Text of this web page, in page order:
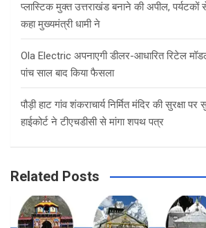
प्लास्टिक मुक्त उत्तराखंड बनाने की अपील, पर्यटकों
कहा मुख्यमंत्री धामी ने
Ola Electric अपनाएगी डीलर-आधारित रिटेल
पांच साल बाद किया फैसला
पौड़ी हाट गांव शंकराचार्य निर्मित मंदिर की सुरक्षा पर
हाईकोर्ट ने टीएचडीसी से मांगा शपथ पत्र
Related Posts